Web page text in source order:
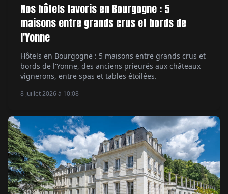
Nos hôtels favoris en Bourgogne : 5
maisons entre grands crus et bords de
l'Yonne
Hôtels en Bourgogne : 5 maisons entre grands crus et
bords de l'Yonne, des anciens prieurés aux châteaux
vignerons, entre spas et tables étoilées.
8 juillet 2026 à 10:08